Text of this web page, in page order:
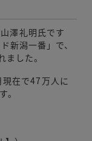
澤礼明氏です
新潟一番」で、
した。
在で47万人に
。